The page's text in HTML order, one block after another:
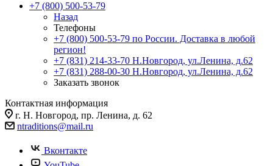
+7 (800) 500-53-79
Назад
Телефоны
+7 (800) 500-53-79 по России. Доставка в любой
регион!
+7 (831) 214-33-70 Н.Новгород, ул.Ленина, д.62
+7 (831) 288-00-30 Н.Новгород, ул.Ленина, д.62
Заказать звонок
Контактная информация
г. Н. Новгород, пр. Ленина, д. 62
ntraditions@mail.ru
Вконтакте